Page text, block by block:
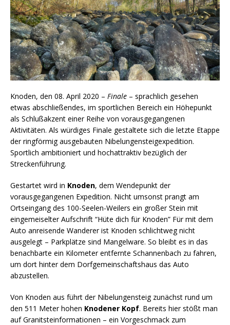
Knoden, den 08. April 2020 – Finale – sprachlich gesehen
etwas abschließendes, im sportlichen Bereich ein Höhepunkt
als Schlußakzent einer Reihe von vorausgegangenen
Aktivitäten. Als würdiges Finale gestaltete sich die letzte Etappe
der ringförmig ausgebauten Nibelungensteigexpedition.
Sportlich ambitioniert und hochattraktiv bezüglich der
Streckenführung.
Gestartet wird in Knoden, dem Wendepunkt der
vorausgegangenen Expedition. Nicht umsonst prangt am
Ortseingang des 100-Seelen-Weilers ein großer Stein mit
eingemeiselter Aufschrift “Hüte dich für Knoden” Für mit dem
Auto anreisende Wanderer ist Knoden schlichtweg nicht
ausgelegt – Parkplätze sind Mangelware. So bleibt es in das
benachbarte ein Kilometer entfernte Schannenbach zu fahren,
um dort hinter dem Dorfgemeinschaftshaus das Auto
abzustellen.
Von Knoden aus führt der Nibelungensteig zunächst rund um
den 511 Meter hohen Knodener Kopf. Bereits hier stößt man
auf Granitsteinformationen – ein Vorgeschmack zum